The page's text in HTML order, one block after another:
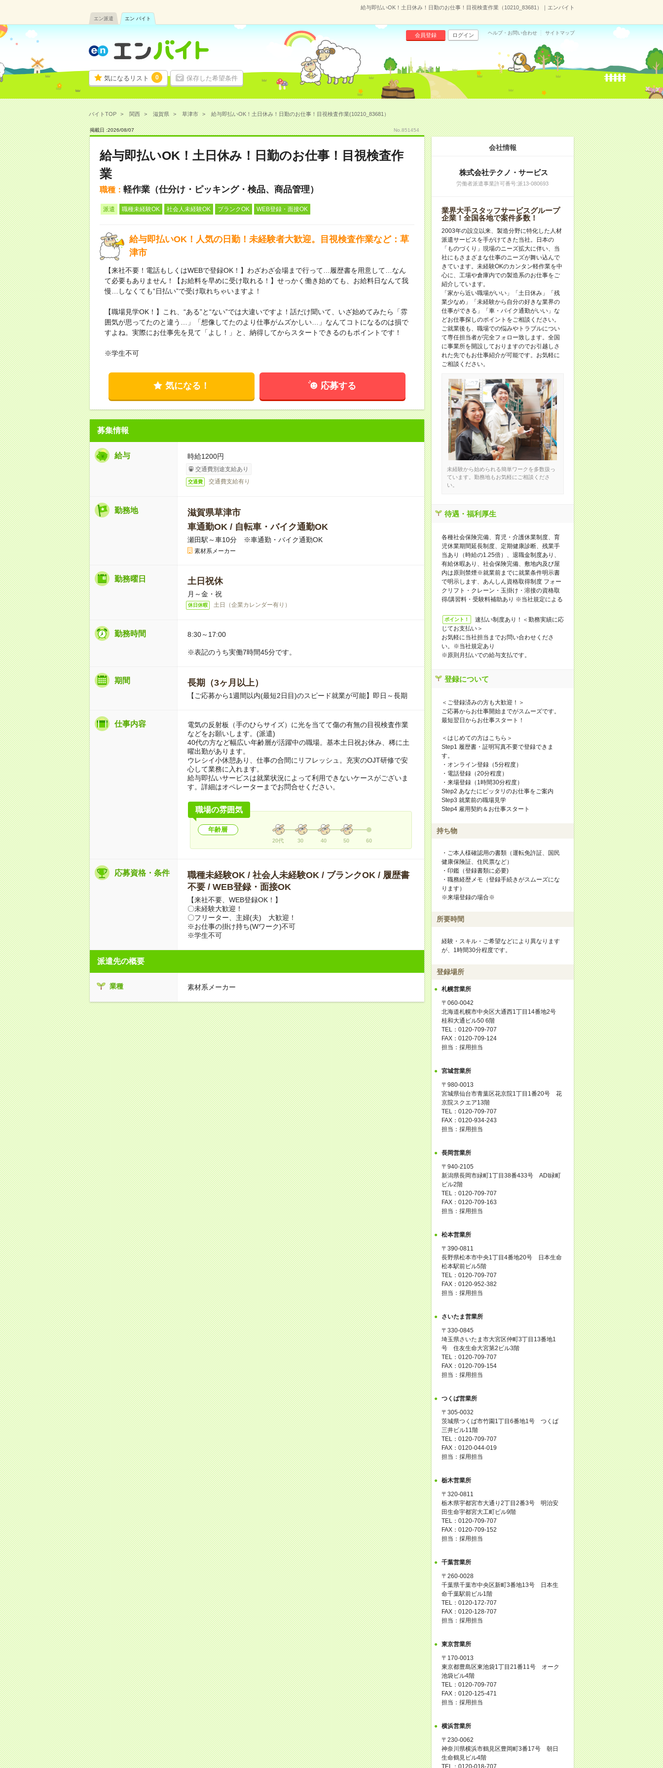
給与即払いOK！土日休み！日勤のお仕事！目視検査作業（10210_83681）｜エンバイト
エン派遣 エン バイト
気になるリスト 0 保存した希望条件
会員登録 ログイン ヘルプ・お問い合わせ サイトマップ
バイトTOP 関西 滋賀県 草津市 給与即払いOK！土日休み！日勤のお仕事！目視検査作業(10210_83681）
掲載日 :2026/08/07 No.851454
給与即払いOK！土日休み！日勤のお仕事！目視検査作
業
職種： 軽作業（仕分け・ピッキング・検品、商品管理）
派遣 職種未経験OK 社会人未経験OK ブランクOK WEB登録・面接OK
給与即払いOK！人気の日勤！未経験者大歓迎。目視検査作業など：草
津市
【来社不要！電話もしくはWEBで登録OK！】わざわざ会場まで行って…履歴書を用意して…なん
て必要もありません！【お給料を早めに受け取れる！】せっかく働き始めても、お給料日なんて我
慢…しなくても“日払い”で受け取れちゃいますよ！
【職場見学OK！】これ、“ある”と“ない”では大違いですよ！話だけ聞いて、いざ始めてみたら「雰
囲気が思ってたのと違う…」「想像してたのより仕事がムズかしい…」なんてコトになるのは損で
すよね。実際にお仕事先を見て「よし！」と、納得してからスタートできるのもポイントです！
※学生不可
気になる！ 応募する
募集情報
給与 時給1200円
交通費別途支給あり
交通費 交通費支給有り
勤務地
滋賀県草津市
車通勤OK / 自転車・バイク通勤OK
瀬田駅～車10分 ※車通勤・バイク通勤OK
素材系メーカー
勤務曜日 土日祝休
月～金・祝
休日休暇 土日（企業カレンダー有り）
勤務時間 8:30～17:00
※表記のうち実働7時間45分です。
期間 長期（3ヶ月以上）
【ご応募から1週間以内(最短2日目)のスピード就業が可能】即日～長期
仕事内容
電気の反射板（手のひらサイズ）に光を当てて傷の有無の目視検査作業
などをお願いします。(派遣)
40代の方など幅広い年齢層が活躍中の職場。基本土日祝お休み、稀に土
曜出勤があります。
ウレシイ小休憩あり、仕事の合間にリフレッシュ。充実のOJT研修で安
心して業務に入れます。
給与即払いサービスは就業状況によって利用できないケースがございま
す。詳細はオペレーターまでお問合せください。
職場の雰囲気
年齢層
20代 30 40 50 60
応募資格・条件
職種未経験OK / 社会人未経験OK / ブランクOK / 履歴書
不要 / WEB登録・面接OK
【来社不要、WEB登録OK！】
〇未経験大歓迎！
〇フリーター、主婦(夫) 大歓迎！
※お仕事の掛け持ち(Wワーク)不可
※学生不可
派遣先の概要
業種 素材系メーカー
会社情報
株式会社テクノ・サービス
労働者派遣事業許可番号:派13-080693
業界大手スタッフサービスグループ
企業！全国各地で案件多数！
2003年の設立以来、製造分野に特化した人材
派遣サービスを手がけてきた当社。日本の
「ものづくり」現場のニーズ拡大に伴い、当
社にもさまざまな仕事のニーズが舞い込んで
きています。未経験OKのカンタン軽作業を中
心に、工場や倉庫内での製造系のお仕事をご
紹介しています。
「家から近い職場がいい」「土日休み」「残
業少なめ」「未経験から自分の好きな業界の
仕事ができる」「車・バイク通勤がいい」な
どお仕事探しのポイントをご相談ください。
ご就業後も、職場での悩みやトラブルについ
て専任担当者が完全フォロー致します。全国
に事業所を開設しておりますのでお引越しさ
れた先でもお仕事紹介が可能です。お気軽に
ご相談ください。
未経験から始められる簡単ワークを多数扱っ
ています。勤務地もお気軽にご相談くださ
い。
待遇・福利厚生
各種社会保険完備、育児・介護休業制度、育
児休業期間延長制度、定期健康診断、残業手
当あり（時給の1.25倍）、退職金制度あり、
有給休暇あり、社会保険完備、敷地内及び屋
内は原則禁煙※就業前までに就業条件明示書
で明示します、あんしん資格取得制度 フォー
クリフト・クレーン・玉掛け・溶接の資格取
得/講習料・受験料補助あり ※当社規定による
ポイント！
速払い制度あり！＜勤務実績に応
じてお支払い＞
お気軽に当社担当までお問い合わせくださ
い。※当社規定あり
※原則月払いでの給与支払です。
登録について
＜ご登録済みの方も大歓迎！＞
ご応募からお仕事開始までがスムーズです。
最短翌日からお仕事スタート！
＜はじめての方はこちら＞
Step1 履歴書・証明写真不要で登録できま
す。
・オンライン登録（5分程度）
・電話登録（20分程度）
・来場登録（1時間30分程度）
Step2 あなたにピッタリのお仕事をご案内
Step3 就業前の職場見学
Step4 雇用契約＆お仕事スタート
持ち物
・ご本人様確認用の書類（運転免許証、国民
健康保険証、住民票など）
・印鑑（登録書類に必要)
・職務経歴メモ（登録手続きがスムーズにな
ります）
※来場登録の場合※
所要時間
経験・スキル・ご希望などにより異なります
が、1時間30分程度です。
登録場所
札幌営業所
〒060-0042
北海道札幌市中央区大通西1丁目14番地2号
桂和大通ビル50 6階
TEL：0120-709-707
FAX：0120-709-124
担当：採用担当
宮城営業所
〒980-0013
宮城県仙台市青葉区花京院1丁目1番20号 花
京院スクエア13階
TEL：0120-709-707
FAX：0120-934-243
担当：採用担当
長岡営業所
〒940-2105
新潟県長岡市緑町1丁目38番433号 ADI緑町
ビル2階
TEL：0120-709-707
FAX：0120-709-163
担当：採用担当
松本営業所
〒390-0811
長野県松本市中央1丁目4番地20号 日本生命
松本駅前ビル5階
TEL：0120-709-707
FAX：0120-952-382
担当：採用担当
さいたま営業所
〒330-0845
埼玉県さいたま市大宮区仲町3丁目13番地1
号 住友生命大宮第2ビル3階
TEL：0120-709-707
FAX：0120-709-154
担当：採用担当
つくば営業所
〒305-0032
茨城県つくば市竹園1丁目6番地1号 つくば
三井ビル11階
TEL：0120-709-707
FAX：0120-044-019
担当：採用担当
栃木営業所
〒320-0811
栃木県宇都宮市大通り2丁目2番3号 明治安
田生命宇都宮大工町ビル9階
TEL：0120-709-707
FAX：0120-709-152
担当：採用担当
千葉営業所
〒260-0028
千葉県千葉市中央区新町3番地13号 日本生
命千葉駅前ビル1階
TEL：0120-172-707
FAX：0120-128-707
担当：採用担当
東京営業所
〒170-0013
東京都豊島区東池袋1丁目21番11号 オーク
池袋ビル4階
TEL：0120-709-707
FAX：0120-125-471
担当：採用担当
横浜営業所
〒230-0062
神奈川県横浜市鶴見区豊岡町3番17号 朝日
生命鶴見ビル4階
TEL：0120-018-707